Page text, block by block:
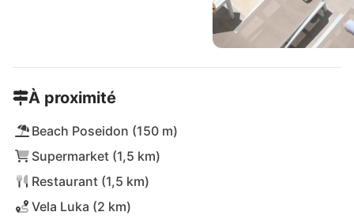
À proximité
Beach Poseidon (150 m)
Supermarket (1,5 km)
Restaurant (1,5 km)
Vela Luka (2 km)